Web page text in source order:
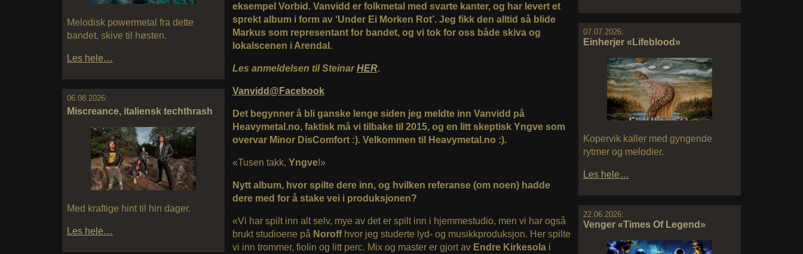
Melodisk powermetal fra dette
bandet, skive til høsten.
Les hele…
06.08.2026:
Miscreance, italiensk techthrash
Med kraftige hint til hin dager.
Les hele…
07.07.2026:
Einherjer «Lifeblood»
Kopervik kaller med gyngende
rytmer og melodier.
Les hele…
22.06.2026:
Venger «Times Of Legend»
eksempel Vorbid. Vanvidd er folkmetal med svarte kanter, og har levert et
sprekt album i form av ‘Under Ei Morken Rot’. Jeg fikk den alltid så blide
Markus som representant for bandet, og vi tok for oss både skiva og
lokalscenen i Arendal.
Les anmeldelsen til SteinarHER.
Vanvidd@Facebook
Det begynner å bli ganske lenge siden jeg meldte inn Vanvidd på
Heavymetal.no, faktisk må vi tilbake til 2015, og en litt skeptisk Yngve som
overvar Minor DisComfort :). Velkommen til Heavymetal.no :).
«Tusen takk, Yngve!»
Nytt album, hvor spilte dere inn, og hvilken referanse (om noen) hadde
dere med for å stake vei i produksjonen?
«Vi har spilt inn alt selv, mye av det er spilt inn i hjemmestudio, men vi har også
brukt studioene på Noroffhvor jeg studerte lyd- og musikkproduksjon. Her spilte
vi inn trommer, fiolin og litt perc. Mix og master er gjort av Endre Kirkesolai